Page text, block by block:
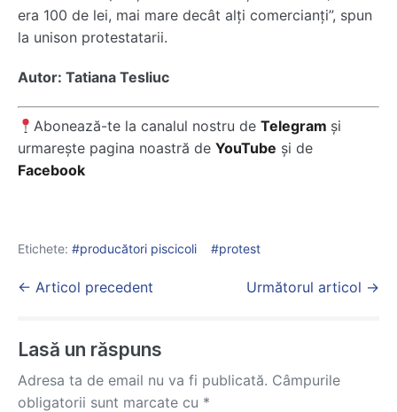
era 100 de lei, mai mare decât alți comercianți”, spun
la unison protestatarii.
Autor: Tatiana Tesliuc
Abonează-te la canalul nostru deTelegram și
urmarește pagina noastră de YouTube și de
Facebook
Etichete: producători piscicoli protest
Post
← Articol precedent Următorul articol →
Lasă un răspuns
Adresa ta de email nu va fi publicată. Câmpurile
obligatorii sunt marcate cu *